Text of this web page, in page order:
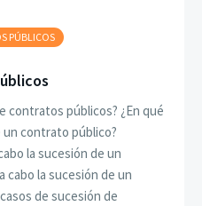
PÚBLICOS
contratos públicos? ¿En qué
contrato público?
la sucesión de un
cabo la sucesión de un
de sucesión de